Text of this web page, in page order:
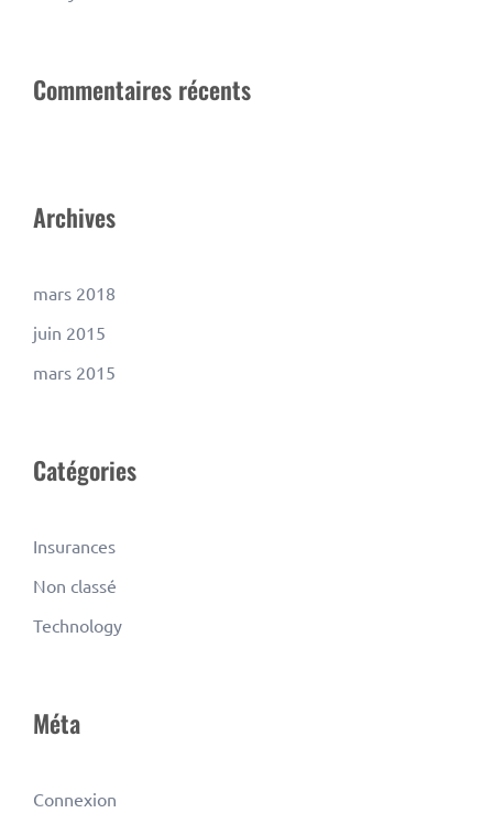
Commentaires récents
Archives
mars 2018
juin 2015
mars 2015
Catégories
Insurances
Non classé
Technology
Méta
Connexion